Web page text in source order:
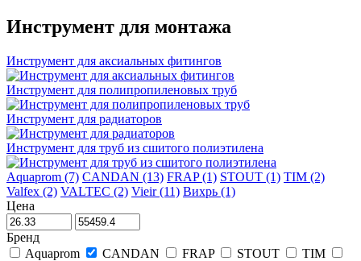
Инструмент для монтажа
Инструмент для аксиальных фитингов
Инструмент для полипропиленовых труб
Инструмент для радиаторов
Инструмент для труб из сшитого полиэтилена
Aquaprom (7) CANDAN (13) FRAP (1) STOUT (1) TIM (2)
Valfex (2) VALTEC (2) Vieir (11) Вихрь (1)
Цена
Бренд
Aquaprom
CANDAN FRAP STOUT
TIM